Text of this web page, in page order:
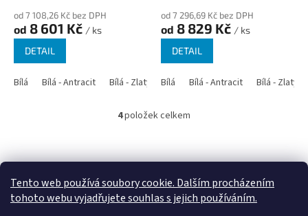
Tento web používá soubory cookie. Dalším procházením
tohoto webu vyjadřujete souhlas s jejich používáním.
od 7 108,26 Kč bez DPH
od 8 601 Kč / ks
DETAIL
Bílá Bílá - Antracit Bílá - Zlatý dub Bílá - Tmavý dub Bílá -
od 7 296,69 Kč bez DPH
od 8 829 Kč / ks
DETAIL
Bílá Bílá - Antracit Bílá - Zlatý
O
á
a
c
4položek celkem
á